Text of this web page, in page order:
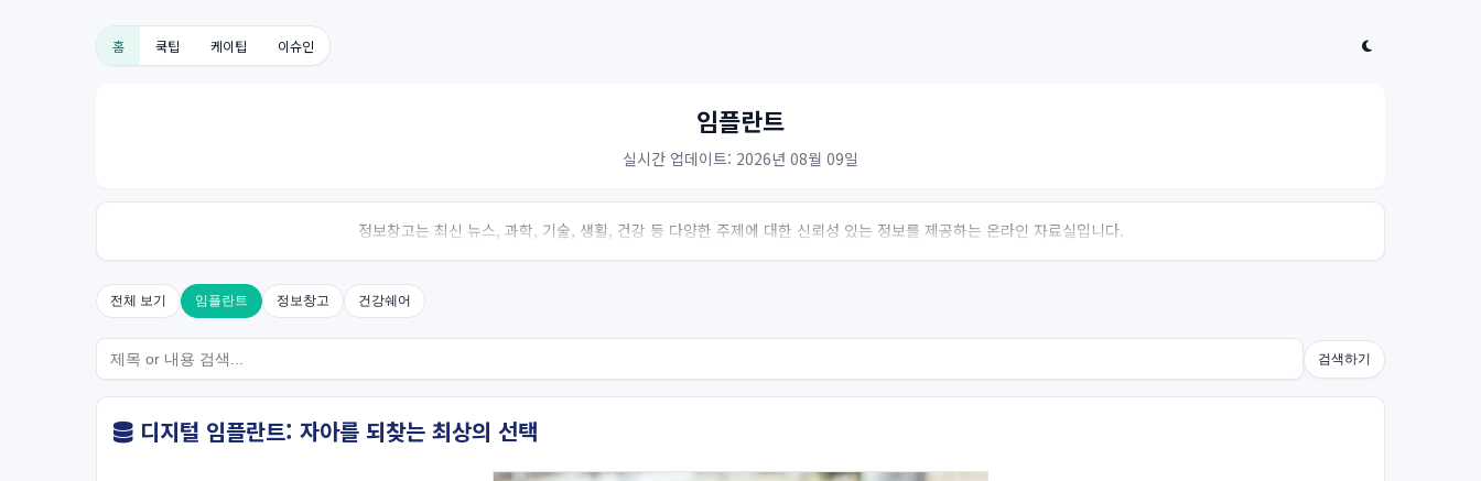
홈 쿡팁 케이팁 이슈인
임플란트
실시간 업데이트: 2026년 08월 09일
정보창고는 최신 뉴스, 과학, 기술, 생활, 건강 등 다양한 주제에 대한 신뢰성 있는 정보를 제공하는 온라인 자료실입니다.
전체 보기 임플란트 정보창고 건강쉐어
검색하기
디지털 임플란트: 자아를 되찾는 최상의 선택